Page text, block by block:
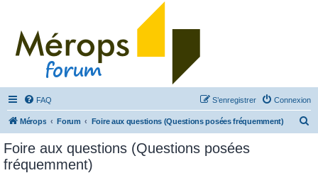
FAQ Connexion
S’enregistrer
Mérops Forum Foire aux questions (Questions posées fréquemment)
Foire aux questions (Questions posées
fréquemment)